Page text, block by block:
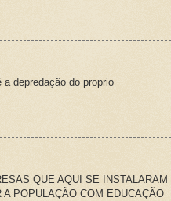
depredação do proprio
QUE AQUI SE INSTALARAM
POPULAÇÃO COM EDUCAÇÃO